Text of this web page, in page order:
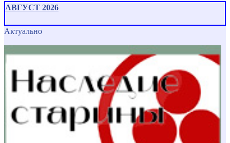
АВГУСТ 2026
Актуально